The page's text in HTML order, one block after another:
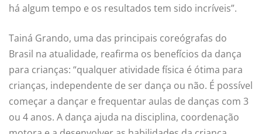
há algum tempo e os resultados tem sido incríveis”.
Tainá Grando, uma das principais coreógrafas do
Brasil na atualidade, reafirma os benefícios da dança
para crianças: “qualquer atividade física é ótima para
crianças, independente de ser dança ou não. É possível
começar a dançar e frequentar aulas de danças com 3
ou 4 anos. A dança ajuda na disciplina, coordenação